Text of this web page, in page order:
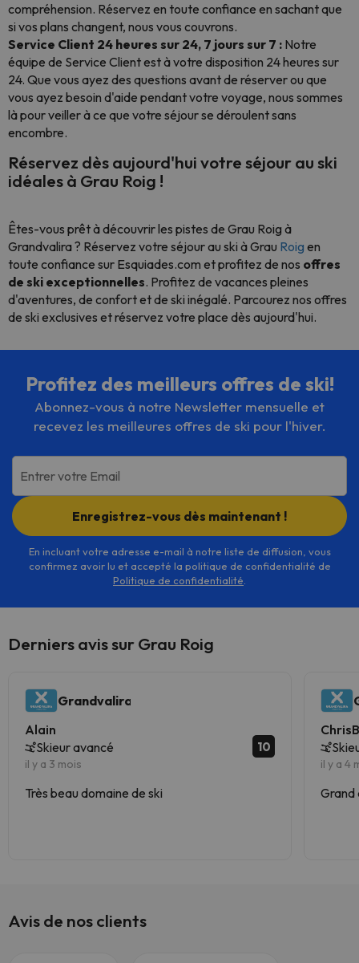
compréhension. Réservez en toute confiance en sachant que
si vos plans changent, nous vous couvrons.
Service Client 24 heures sur 24, 7 jours sur 7 : Notre
équipe de Service Client est à votre disposition 24 heures sur
24. Que vous ayez des questions avant de réserver ou que
vous ayez besoin d'aide pendant votre voyage, nous sommes
là pour veiller à ce que votre séjour se déroulent sans
encombre.
Réservez dès aujourd'hui votre séjour au ski
idéales à Grau Roig !
Êtes-vous prêt à découvrir les pistes de Grau Roig à
Grandvalira ? Réservez votre séjour au ski à Grau Roig en
toute confiance sur Esquiades.com et profitez de nos offres
de ski exceptionnelles. Profitez de vacances pleines
d'aventures, de confort et de ski inégalé. Parcourez nos offres
de ski exclusives et réservez votre place dès aujourd'hui.
Profitez des meilleurs offres de ski!
Abonnez-vous à notre Newsletter mensuelle et
recevez les meilleures offres de ski pour l'hiver.
Entrer votre Email
Enregistrez-vous dès maintenant !
En incluant votre adresse e-mail à notre liste de diffusion, vous
confirmez avoir lu et accepté la politique de confidentialité de
Politique de confidentialité
Derniers avis sur Grau Roig
Grandvalira
Alain
Skieur avancé
il y a 3 mois
10
Très beau domaine de ski
il y a 4
Grand
Avis de nos clients